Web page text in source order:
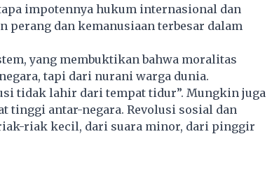
impotennya hukum internasional dan
perang dan kemanusiaan terbesar dalam
yang membuktikan bahwa moralitas
tapi dari nurani warga dunia.
tidak lahir dari tempat tidur”. Mungkin juga
antar-negara. Revolusi sosial dan
riak kecil, dari suara minor, dari pinggir